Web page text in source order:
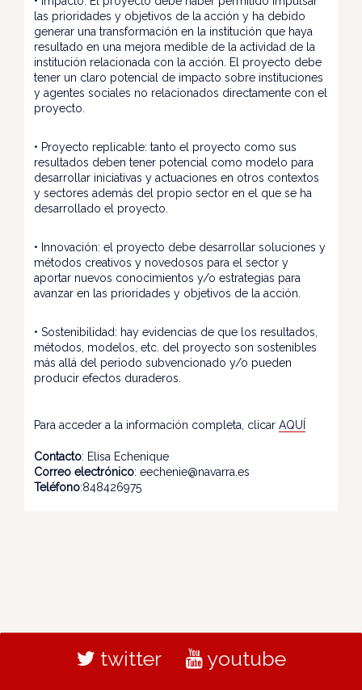
las prioridades y objetivos de la acción y ha debido
generar una transformación en la institución que haya
resultado en una mejora medible de la actividad de la
institución relacionada con la acción. El proyecto debe
tener un claro potencial de impacto sobre instituciones
y agentes sociales no relacionados directamente con el
proyecto.
• Proyecto replicable: tanto el proyecto como sus
resultados deben tener potencial como modelo para
desarrollar iniciativas y actuaciones en otros contextos
y sectores además del propio sector en el que se ha
desarrollado el proyecto.
• Innovación: el proyecto debe desarrollar soluciones y
métodos creativos y novedosos para el sector y
aportar nuevos conocimientos y/o estrategias para
avanzar en las prioridades y objetivos de la acción.
• Sostenibilidad: hay evidencias de que los resultados,
métodos, modelos, etc. del proyecto son sostenibles
más allá del periodo subvencionado y/o pueden
producir efectos duraderos.
Para acceder a la información completa, clicar AQUÍ
Contacto: Elisa Echenique
Correo electrónico: eechenie@navarra.es
Teléfono:848426975
twitter youtube